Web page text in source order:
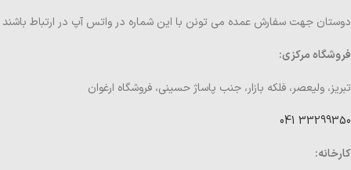
دوستان جهت سفارش عمده می تونن با این شماره در واتس آپ در ارتباط باشند
فروشگاه مرکزی:
تبریز، ولیعصر، فلکه بازار، جنب پاساژ حسینی، فروشگاه ارغوان
33299350 041
کارخانه: